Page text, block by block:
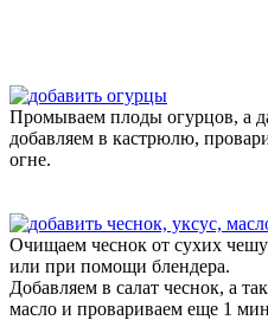
Промываем плоды огурцов, а
добавляем в кастрюлю,
огне.
Очищаем чеснок от сухих
или при помощи блендера.
Добавляем в салат чеснок, а
масло и провариваем еще 1